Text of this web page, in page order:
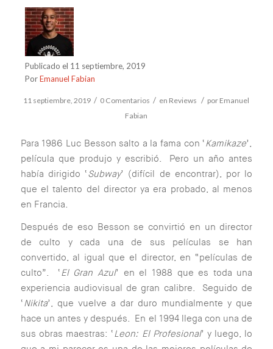
Publicado el 11 septiembre, 2019
PorEmanuel Fabian
11 septiembre, 2019 / 0 Comentarios / en Reviews / por Emanuel
Fabian
Para 1986 Luc Besson salto a la fama con ‘Kamikaze’,
película que produjo y escribió. Pero un año antes
había dirigido ‘Subway’ (difícil de encontrar), por lo
que el talento del director ya era probado, al menos
en Francia.
Después de eso Besson se convirtió en un director
de culto y cada una de sus películas se han
convertido, al igual que el director, en “películas de
culto”. ‘El Gran Azul’ en el 1988 que es toda una
experiencia audiovisual de gran calibre. Seguido de
‘Nikita’, que vuelve a dar duro mundialmente y que
hace un antes y después. En el 1994 llega con una de
sus obras maestras: ‘Leon: El Profesional’ y luego, lo